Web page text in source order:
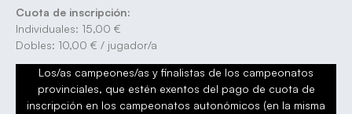
Cuota de inscripción:
Individuales: 15,00 €
Dobles: 10,00 € / jugador/a
Los/as campeones/as y finalistas de los campeonatos
provinciales, que estén exentos del pago de cuota de
inscripción en los campeonatos autonómicos (en la misma